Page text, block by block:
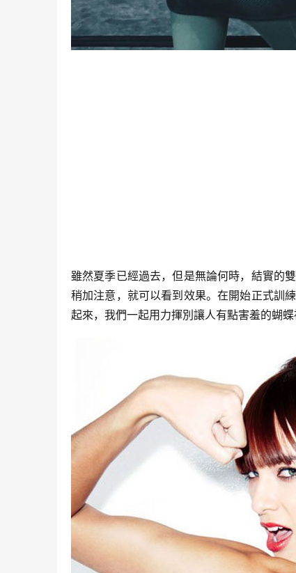
雖然夏季已經過去，但是無論何時，結實的
稍加注意，就可以看到效果。在開始正式訓
起來，我們一起用力揮別讓人有點害羞的蝴蝶